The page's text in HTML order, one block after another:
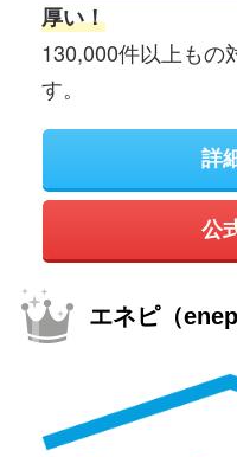
厚い！
130,000件以上もの
す。
詳
公
エネピ（